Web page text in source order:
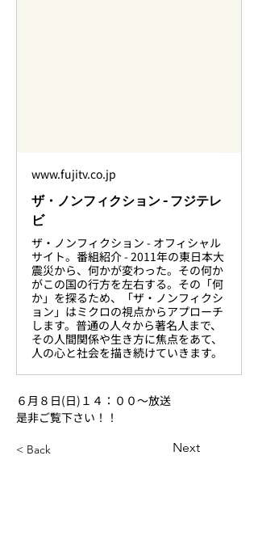
www.fujitv.co.jp
ザ・ノンフィクション - フジテレ
ビ
ザ・ノンフィクション - オフィシャル
サイト。番組紹介 - 2011年の東日本大
震災から、何かが変わった。その何か
がこの国の行方を左右する。その「何
か」を探るため、「ザ・ノンフィクシ
ョン」はミクロの視点からアプローチ
します。普通の人々から著名人まで、
その人間関係や生き方に焦点をあて、
人の心と社会を描き続けていきます。
６月８日(日)１４：００〜放送
是非ご覧下さい！！
< Back Next